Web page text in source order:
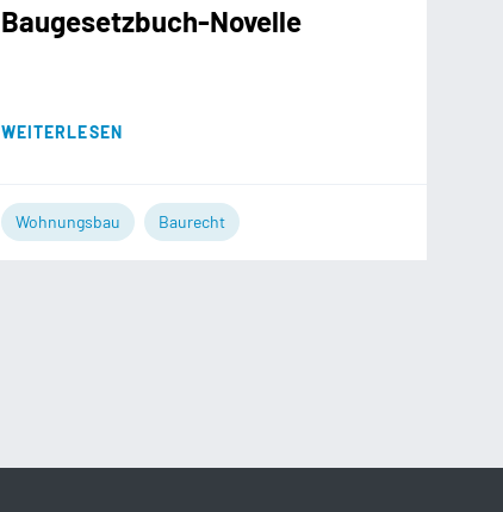
Baugesetzbuch-Novelle
WEITERLESEN
Wohnungsbau Baurecht